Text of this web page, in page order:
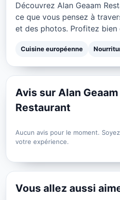
Découvrez Alan Geaam
ce que vous pensez à
et des photos. Profitez
Cuisine européenne
Avis sur Alan Geaam
Restaurant
Aucun avis pour le moment.
votre expérience.
Vous allez aussi